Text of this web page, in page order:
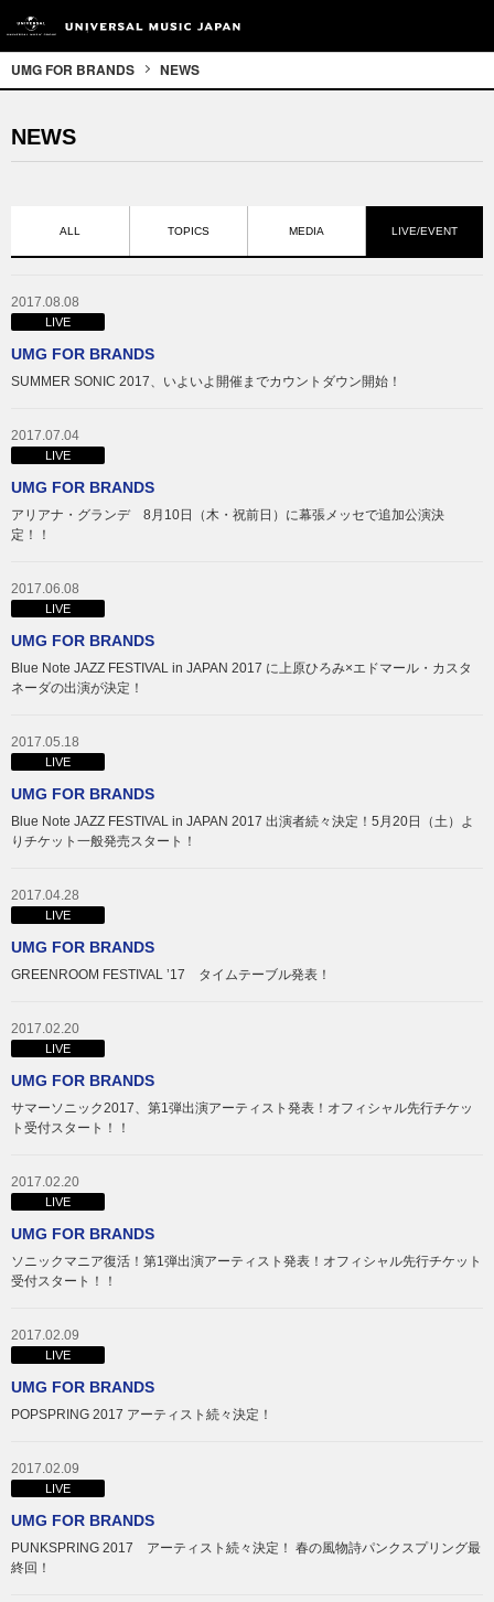
UMG FOR BRANDS NEWS
NEWS
ALL TOPICS MEDIA LIVE/EVENT
2017.08.08
LIVE
UMG FOR BRANDS
SUMMER SONIC 2017、いよいよ開催までカウントダウン開始！
2017.07.04
LIVE
UMG FOR BRANDS
アリアナ・グランデ 8月10日（木・祝前日）に幕張メッセで追加公演決
定！！
2017.06.08
LIVE
UMG FOR BRANDS
Blue Note JAZZ FESTIVAL in JAPAN 2017 に上原ひろみ×エドマール・カスタ
ネーダの出演が決定！
2017.05.18
LIVE
UMG FOR BRANDS
Blue Note JAZZ FESTIVAL in JAPAN 2017 出演者続々決定！5月20日（土）よ
りチケット一般発売スタート！
2017.04.28
LIVE
UMG FOR BRANDS
GREENROOM FESTIVAL ’17 タイムテーブル発表！
2017.02.20
LIVE
UMG FOR BRANDS
サマーソニック2017、第1弾出演アーティスト発表！オフィシャル先行チケッ
ト受付スタート！！
2017.02.20
LIVE
UMG FOR BRANDS
ソニックマニア復活！第1弾出演アーティスト発表！オフィシャル先行チケット
受付スタート！！
2017.02.09
LIVE
UMG FOR BRANDS
POPSPRING 2017 アーティスト続々決定！
2017.02.09
LIVE
UMG FOR BRANDS
PUNKSPRING 2017 アーティスト続々決定！ 春の風物詩パンクスプリング最
終回！